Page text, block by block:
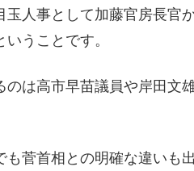
人事として加藤官房長官
うことです。
は高市早苗議員や岸田文
菅首相との明確な違いも